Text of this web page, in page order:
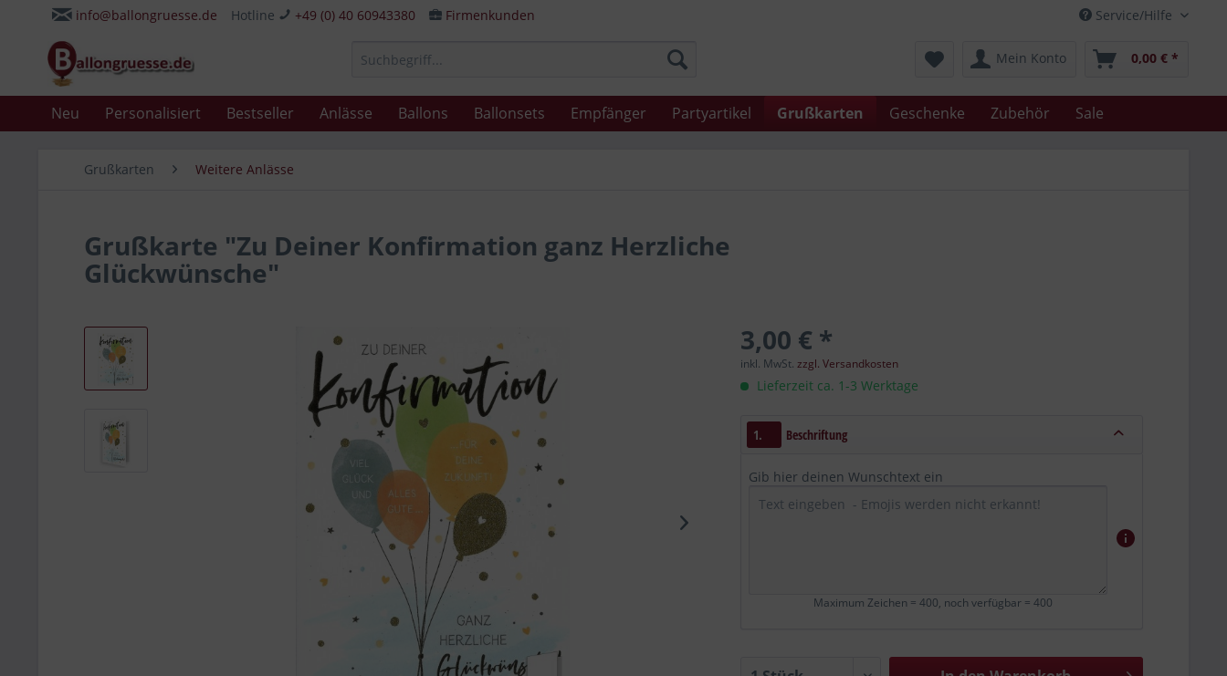
Service/Hilfe
info@ballongruesse.de Hotline +49 (0) 40 60943380 Firmenkunden
Mein Konto 0,00 € *
Neu Personalisiert Bestseller Anlässe Ballons Ballonsets Empfänger Partyartikel Grußkarten Geschenke Zubehör Sale
Grußkarten Weitere Anlässe
Grußkarte "Zu Deiner Konfirmation ganz Herzliche
Glückwünsche"
3,00 € *
inkl. MwSt.zzgl. Versandkosten
Lieferzeit ca. 1-3 Werktage
1. Beschriftung
Gib hier deinen Wunschtext ein
Maximum Zeichen = 400, noch verfügbar = 400